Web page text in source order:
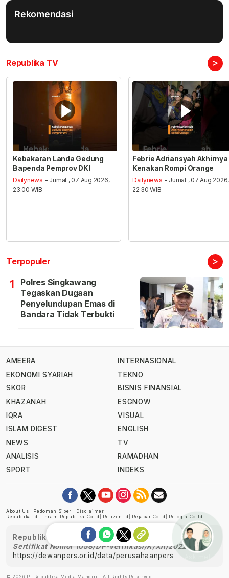
Rekomendasi
Republika TV >
Kebakaran Landa Gedung
Bapenda Pemprov DKI
Dailynews - Jumat , 07 Aug 2026,
23:00 WIB
Febrie Adriansyah Akhirnya
Kenakan Rompi Orange
Dailynews - Jumat , 07 Aug 2026,
22:30 WIB
Terpopuler >
1
Polres Singkawang
Tegaskan Dugaan
Penyelundupan Emas di
Bandara Tidak Terbukti
AMEERA
EKONOMI SYARIAH
SKOR
KHAZANAH
IQRA
ISLAM DIGEST
NEWS
ANALISIS
SPORT
INTERNASIONAL
TEKNO
BISNIS FINANSIAL
ESGNOW
VISUAL
ENGLISH
TV
RAMADHAN
INDEKS
About Us Pedoman Siber
Disclaimer
Republika.id
Ihram.republika.co.id Retizen.id Rejabar.co.id Rejogja.co.id
Republika telah diverifikasi oleh Dewan Pers
Sertifikat Nomor 1058/DP-Verifikasi/K/XII/2022
https://dewanpers.or.id/data/perusahaanpers